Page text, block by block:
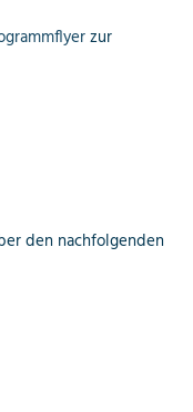
zur
den nachfolgenden